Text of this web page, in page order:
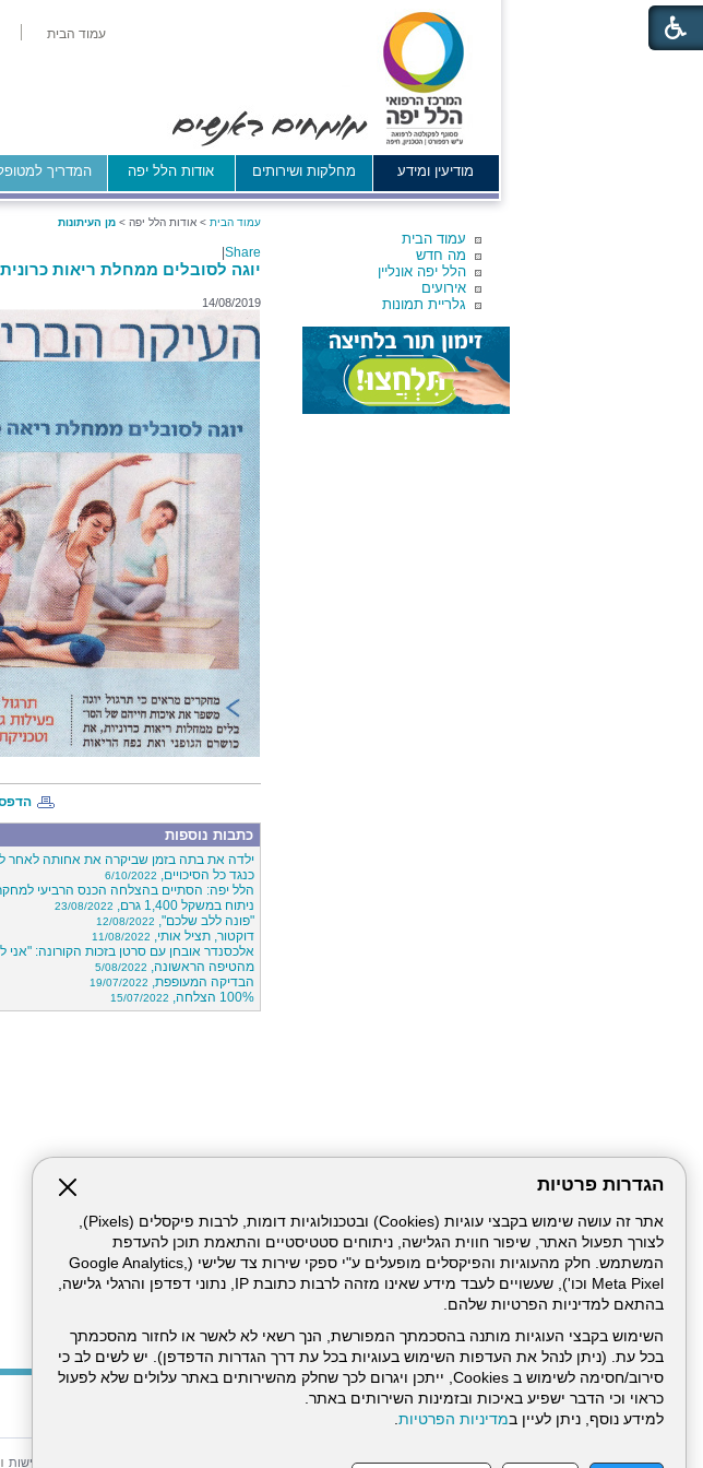
הגדרות פרטיות
אתר זה עושה שימוש בקבצי עוגיות (Cookies) ובטכנולוגיות דומות, לרבות פיקסלים (Pixels),
לצורך תפעול האתר, שיפור חווית הגלישה, ניתוחים סטטיסטיים והתאמת תוכן להעדפת
המשתמש. חלק מהעוגיות והפיקסלים מופעלים ע"י ספקי שירות צד שלישי (Google Analytics,
Meta Pixel וכו'), שעשויים לעבד מידע שאינו מזהה לרבות כתובת IP, נתוני דפדפן והרגלי גלישה,
בהתאם למדיניות הפרטיות שלהם.
השימוש בקבצי העוגיות מותנה בהסכמתך המפורשת, הנך רשאי לא לאשר או לחזור מהסכמתך
בכל עת. (ניתן לנהל את העדפות השימוש בעוגיות בכל עת דרך הגדרות הדפדפן). יש לשים לב כי
סירוב/חסימה לשימוש ב Cookies, ייתכן ויגרום לכך שחלק מהשירותים באתר עלולים שלא לפעול
כראוי וכי הדבר ישפיע באיכות ובזמינות השירותים באתר.
למידע נוסף, ניתן לעיין במדיניות הפרטיות.
עמוד הבית
מודיעין ומידע מחלקות ושירותים אודות הלל יפה המדריך
עמוד הבית
מה חדש
הלל יפה אונליין
אירועים
גלריית תמונות
עמוד הבית > אודות הלל יפה > מן העיתונות
Share
יוגה לסובלים ממחלת ריאות כרונית
14/08/2019
כתבות נוספות
ילדה את בתה בזמן שביקרה את אחותה לאחר
כנגד כל הסיכויים, 6/10/2022
הלל יפה: הסתיים בהצלחה הכנס הרביעי למחקר
ניתוח במשקל 1,400 גרם, 23/08/2022
"פונה ללב שלכם", 12/08/2022
דוקטור, תציל אותי, 11/08/2022
אלכסנדר אובחן עם סרטן בזכות הקורונה: "אני
מהטיפה הראשונה, 5/08/2022
הבדיקה המעופפת, 19/07/2022
100% הצלחה, 15/07/2022
דרונט
הצהרת נגישות